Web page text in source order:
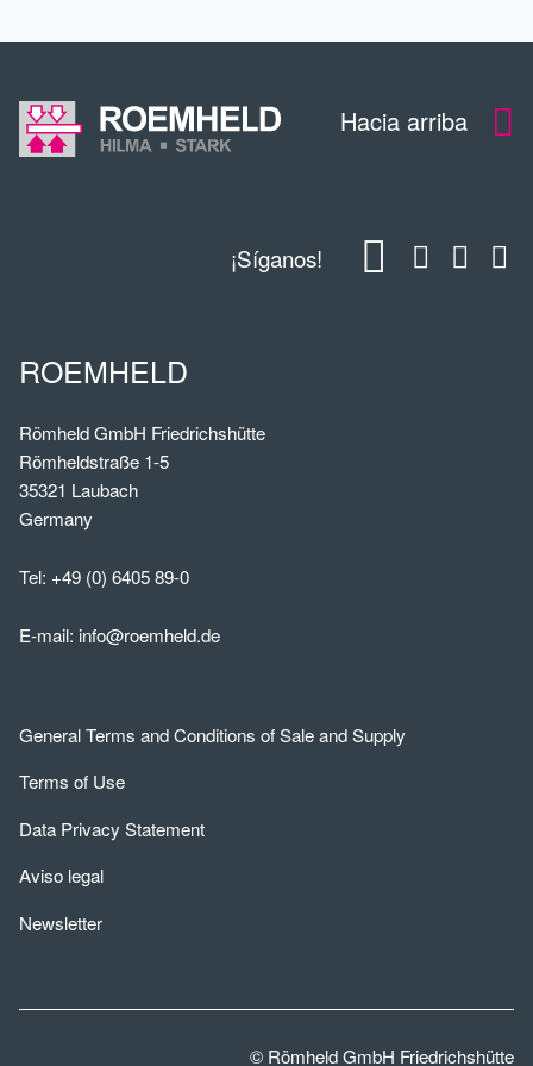
Hacia arriba
¡Síganos!
ROEMHELD
Römheld GmbH Friedrichshütte
Römheldstraße 1-5
35321 Laubach
Germany
Tel: +49 (0) 6405 89-0
E-mail: info@roemheld.de
General Terms and Conditions of Sale and Supply
Terms of Use
Data Privacy Statement
Aviso legal
Newsletter
© Römheld GmbH Friedrichshütte